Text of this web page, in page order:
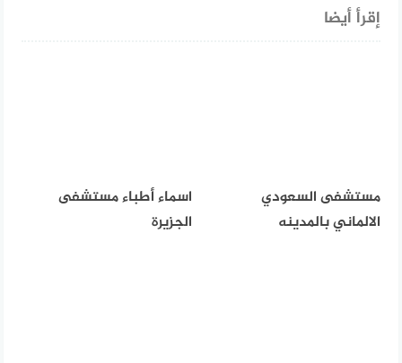
إقرأ أيضا
مستشفى السعودي
الالماني بالمدينه
اسماء أطباء مستشفى
الجزيرة